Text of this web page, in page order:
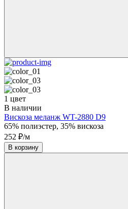
1 цвет
В наличии
Вискоза меланж WT-2880 D9
65% полиэстер, 35% вискоза
252 ₽/м
В корзину